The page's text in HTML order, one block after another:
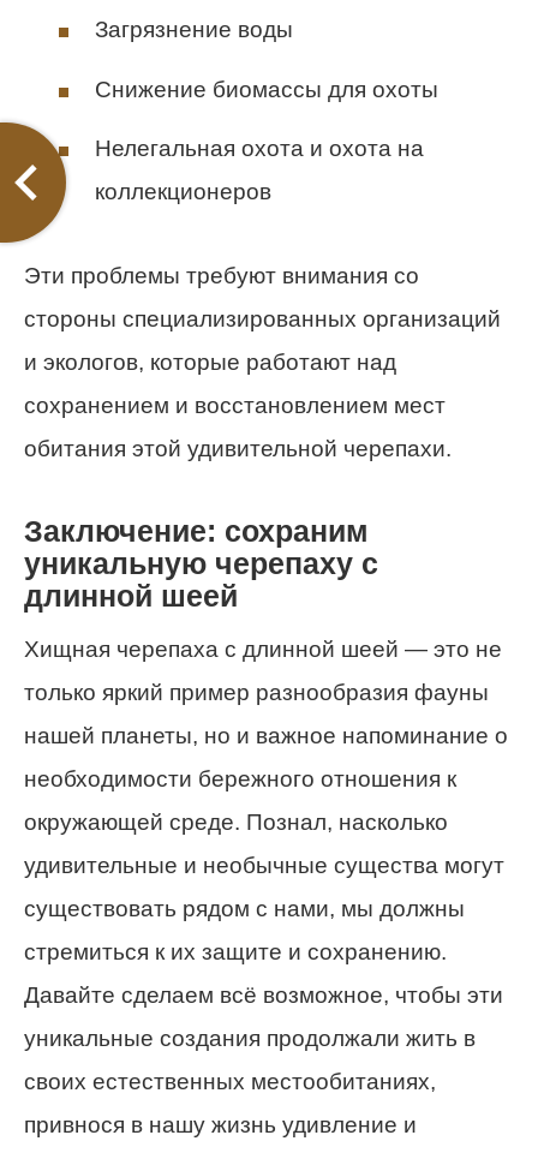
Загрязнение воды
Снижение биомассы для охоты
Нелегальная охота и охота на
коллекционеров
Эти проблемы требуют внимания со
стороны специализированных организаций
и экологов, которые работают над
сохранением и восстановлением мест
обитания этой удивительной черепахи.
Заключение: сохраним
уникальную черепаху с
длинной шеей
Хищная черепаха с длинной шеей — это не
только яркий пример разнообразия фауны
нашей планеты, но и важное напоминание о
необходимости бережного отношения к
окружающей среде. Познал, насколько
удивительные и необычные существа могут
существовать рядом с нами, мы должны
стремиться к их защите и сохранению.
Давайте сделаем всё возможное, чтобы эти
уникальные создания продолжали жить в
своих естественных местообитаниях,
привнося в нашу жизнь удивление и